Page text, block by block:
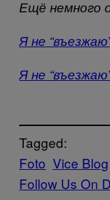
Ещё немного
Я не
Я не
Tagged:
Foto Vice Blog
Follow Us On